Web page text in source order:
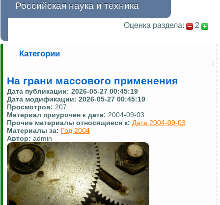
Российская наука и техника
Оценка раздела: 2
Категории
На грани массового применения
Дата публикации: 2026-05-27 00:45:19
Дата модификации: 2026-05-27 00:45:19
Просмотров: 207
Материал приурочен к дате: 2004-09-03
Прочие материалы относящиеся к: Дате 2004-09-03
Материалы за: Год 2004
Автор: admin